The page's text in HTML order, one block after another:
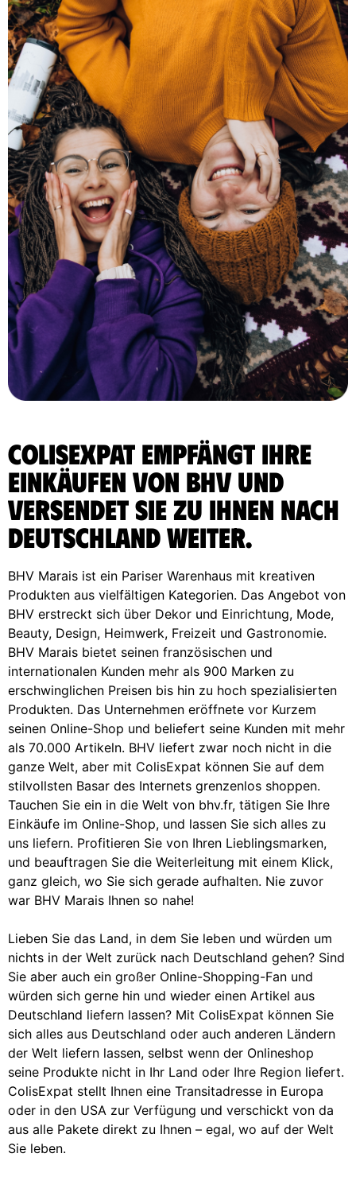
ColisExpat empfängt Ihre
Einkäufen von BHV und
versendet sie zu Ihnen nach
Deutschland weiter.
BHV Marais ist ein Pariser Warenhaus mit kreativen
Produkten aus vielfältigen Kategorien. Das Angebot von
BHV erstreckt sich über Dekor und Einrichtung, Mode,
Beauty, Design, Heimwerk, Freizeit und Gastronomie.
BHV Marais bietet seinen französischen und
internationalen Kunden mehr als 900 Marken zu
erschwinglichen Preisen bis hin zu hoch spezialisierten
Produkten. Das Unternehmen eröffnete vor Kurzem
seinen Online-Shop und beliefert seine Kunden mit mehr
als 70.000 Artikeln. BHV liefert zwar noch nicht in die
ganze Welt, aber mit ColisExpat können Sie auf dem
stilvollsten Basar des Internets grenzenlos shoppen.
Tauchen Sie ein in die Welt von bhv.fr, tätigen Sie Ihre
Einkäufe im Online-Shop, und lassen Sie sich alles zu
uns liefern. Profitieren Sie von Ihren Lieblingsmarken,
und beauftragen Sie die Weiterleitung mit einem Klick,
ganz gleich, wo Sie sich gerade aufhalten. Nie zuvor
war BHV Marais Ihnen so nahe!
Lieben Sie das Land, in dem Sie leben und würden um
nichts in der Welt zurück nach Deutschland gehen? Sind
Sie aber auch ein großer Online-Shopping-Fan und
würden sich gerne hin und wieder einen Artikel aus
Deutschland liefern lassen? Mit ColisExpat können Sie
sich alles aus Deutschland oder auch anderen Ländern
der Welt liefern lassen, selbst wenn der Onlineshop
seine Produkte nicht in Ihr Land oder Ihre Region liefert.
ColisExpat stellt Ihnen eine Transitadresse in Europa
oder in den USA zur Verfügung und verschickt von da
aus alle Pakete direkt zu Ihnen – egal, wo auf der Welt
Sie leben.